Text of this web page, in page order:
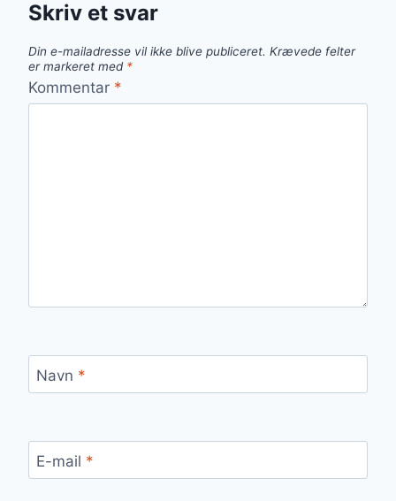
Skriv et svar
Din e-mailadresse vil ikke blive publiceret. Krævede felter
er markeret med *
Kommentar *
Navn *
E-mail *